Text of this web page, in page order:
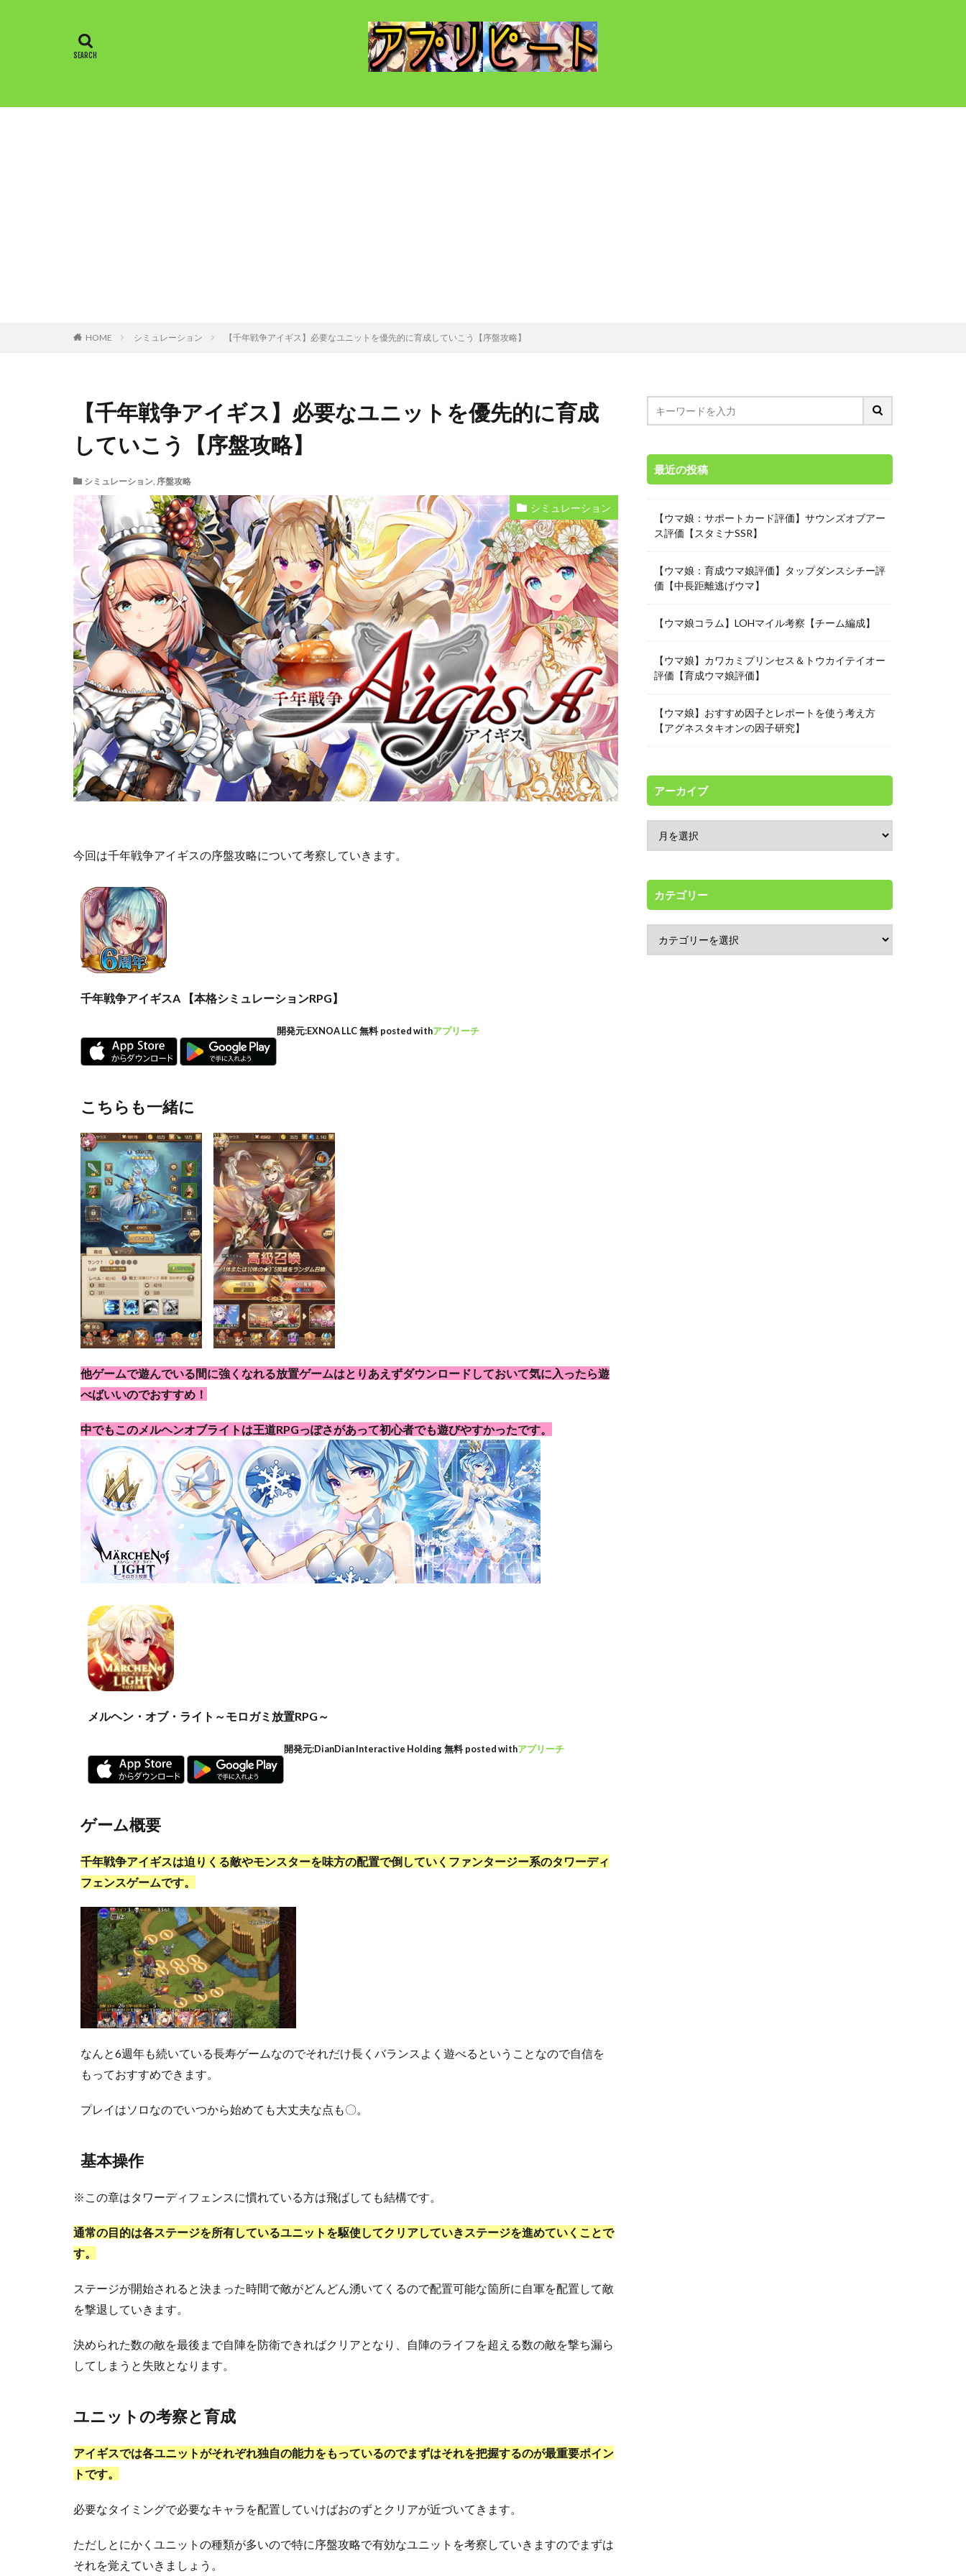
HOME シミュレーション 【千年戦争アイギス】必要なユニットを優先的に育成していこう【序盤攻略】
【千年戦争アイギス】必要なユニットを優先的に育成
していこう【序盤攻略】
シミュレーション, 序盤攻略
シミュレーション
今回は千年戦争アイギスの序盤攻略について考察していきます。
千年戦争アイギスA 【本格シミュレーションRPG】
開発元:EXNOA LLC 無料 posted withアプリーチ
こちらも一緒に
他ゲームで遊んでいる間に強くなれる放置ゲームはとりあえずダウンロードしておいて気に入ったら遊
べばいいのでおすすめ！
中でもこのメルヘンオブライトは王道RPGっぽさがあって初心者でも遊びやすかったです。
メルヘン・オブ・ライト～モロガミ放置RPG～
開発元:DianDian Interactive Holding 無料 posted withアプリーチ
ゲーム概要
千年戦争アイギスは迫りくる敵やモンスターを味方の配置で倒していくファンタージー系のタワーディ
フェンスゲームです。
なんと6週年も続いている長寿ゲームなのでそれだけ長くバランスよく遊べるということなので自信を
もっておすすめできます。
プレイはソロなのでいつから始めても大丈夫な点も〇。
基本操作
※この章はタワーディフェンスに慣れている方は飛ばしても結構です。
通常の目的は各ステージを所有しているユニットを駆使してクリアしていきステージを進めていくことで
す。
ステージが開始されると決まった時間で敵がどんどん湧いてくるので配置可能な箇所に自軍を配置して敵
を撃退していきます。
決められた数の敵を最後まで自陣を防衛できればクリアとなり、自陣のライフを超える数の敵を撃ち漏ら
してしまうと失敗となります。
ユニットの考察と育成
アイギスでは各ユニットがそれぞれ独自の能力をもっているのでまずはそれを把握するのが最重要ポイン
トです。
必要なタイミングで必要なキャラを配置していけばおのずとクリアが近づいてきます。
ただしとにかくユニットの種類が多いので特に序盤攻略で有効なユニットを考察していきますのでまずは
それを覚えていきましょう。
最近の投稿
【ウマ娘：サポートカード評価】サウンズオブアー
ス評価【スタミナSSR】
【ウマ娘：育成ウマ娘評価】タップダンスシチー評
価【中長距離逃げウマ】
【ウマ娘コラム】LOHマイル考察【チーム編成】
【ウマ娘】カワカミプリンセス＆トウカイテイオー
評価【育成ウマ娘評価】
【ウマ娘】おすすめ因子とレポートを使う考え方
【アグネスタキオンの因子研究】
アーカイブ
カテゴリー